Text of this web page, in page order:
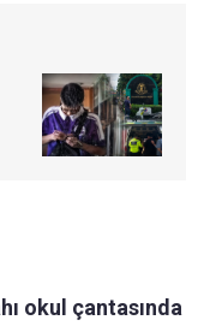
okul çantasında